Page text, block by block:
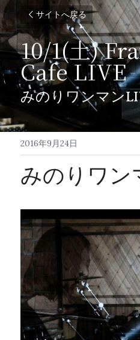
サイトへ戻る
10/1(土)
Cafe LIVE
みのりワンマン
2016年9月24日
みのりワン